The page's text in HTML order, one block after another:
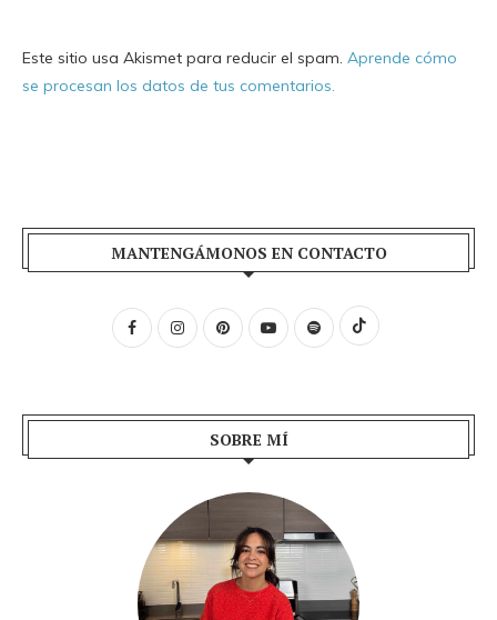
Este sitio usa Akismet para reducir el spam. Aprende cómo
se procesan los datos de tus comentarios.
MANTENGÁMONOS EN CONTACTO
SOBRE MÍ